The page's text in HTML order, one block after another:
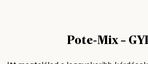
Pote-Mix –